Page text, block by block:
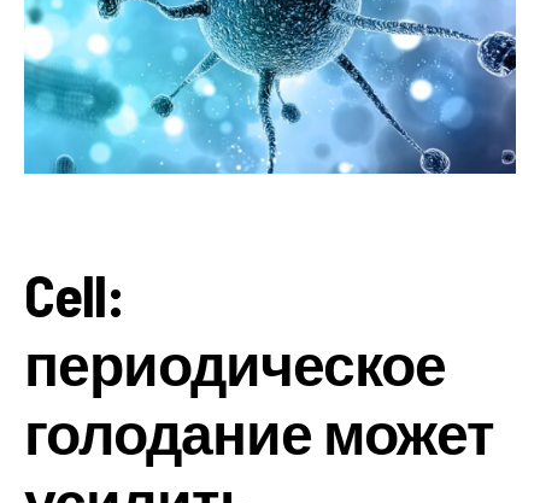
Cell:
периодическое
голодание может